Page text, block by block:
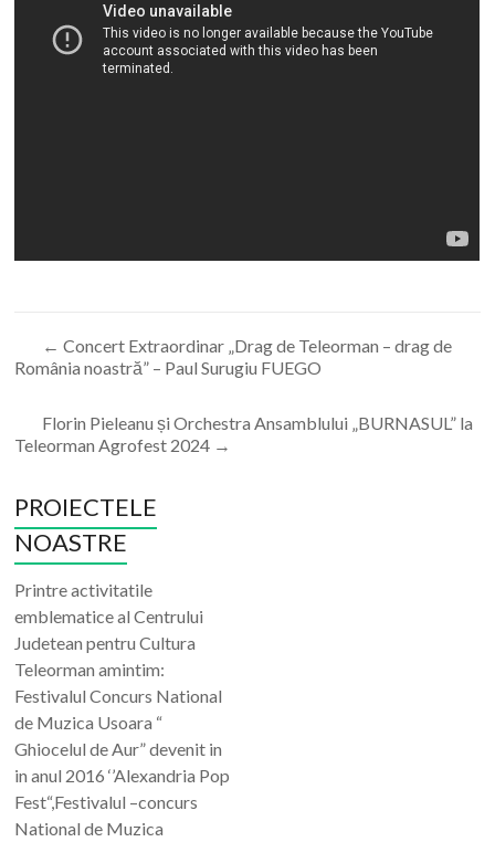
← Concert Extraordinar „Drag de Teleorman – drag de
România noastră” – Paul Surugiu FUEGO
Florin Pieleanu și Orchestra Ansamblului „BURNASUL” la
Teleorman Agrofest 2024 →
PROIECTELE
NOASTRE
Printre activitatile
emblematice al Centrului
Judetean pentru Cultura
Teleorman amintim:
Festivalul Concurs National
de Muzica Usoara “
Ghiocelul de Aur” devenit in
in anul 2016 ‘’Alexandria Pop
Fest“,Festivalul –concurs
National de Muzica